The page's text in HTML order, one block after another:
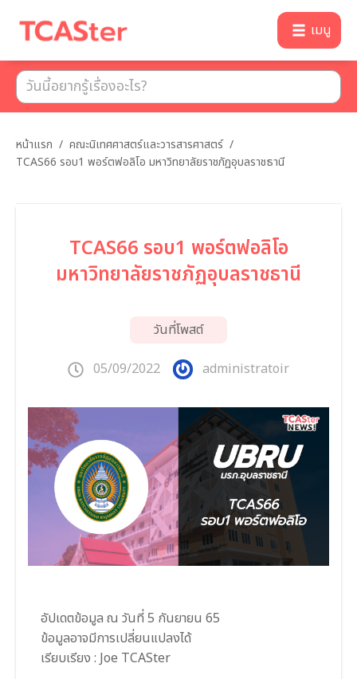
เมนู
หน้าแรก / คณะนิเทศศาสตร์และวารสารศาสตร์ /
TCAS66 รอบ1 พอร์ตฟอลิโอ มหาวิทยาลัยราชภัฏอุบลราชธานี
TCAS66 รอบ1 พอร์ตฟอลิโอ
มหาวิทยาลัยราชภัฏอุบลราชธานี
วันที่โพสต์
05/09/2022 administratoir
อัปเดตข้อมูล ณ วันที่ 5 กันยายน 65
ข้อมูลอาจมีการเปลี่ยนแปลงได้
เรียบเรียง : Joe TCASter